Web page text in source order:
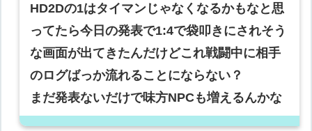
HD2Dの1はタイマンじゃなくなるかもなと思
ってたら今日の発表で1:4で袋叩きにされそう
な画面が出てきたんだけどこれ戦闘中に相手
のログばっか流れることにならない？
まだ発表ないだけで味方NPCも増えるんかな